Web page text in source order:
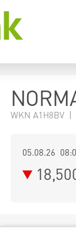
WKN A1H8BV
05.08.26